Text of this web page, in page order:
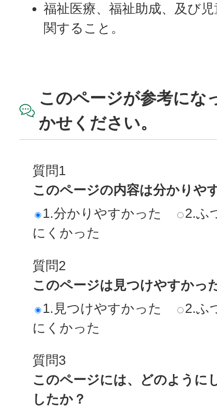
福祉医療、福祉助成、及び
関すること。
このページが参考にな
かせください。
質問1
このページの内容は分かりや
1.分かりやすかった
2.ふ
にくかった
質問2
このページは見つけやすかっ
1.見つけやすかった
2.ふ
にくかった
質問3
このページには、どのように
したか？